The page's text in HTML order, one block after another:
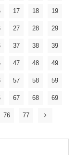
17 18 19
27 28 29
37 38 39
47 48 49
57 58 59
67 68 69
76 77